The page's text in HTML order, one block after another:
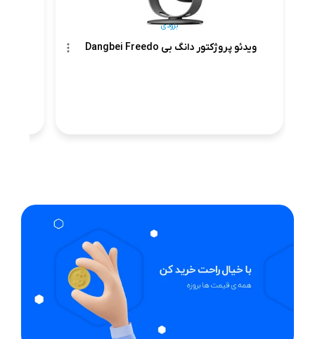
ویدئو پروژکتور دانگ بی Dangbei Freedo
بزودی